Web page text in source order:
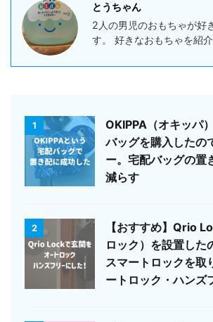
とうちゃん
2人の男児のおもちゃが好
す。 好きなおもちゃを紹介
1
OKIPPA（オキッパ
バッグを購入したの
ー。宅配バッグの置
減らす
2
【おすすめ】Qrio
ロック）を設置した
スマートロックを取
ートロック・ハンズ